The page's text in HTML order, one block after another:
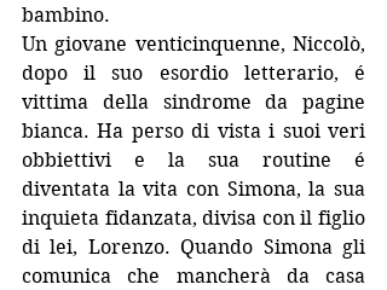
bambino.
Un giovane venticinquenne, Niccolò,
dopo il suo esordio letterario, é
vittima della sindrome da pagine
bianca. Ha perso di vista i suoi veri
obbiettivi e la sua routine é
diventata la vita con Simona, la sua
inquieta fidanzata, divisa con il figlio
di lei, Lorenzo. Quando Simona gli
comunica che mancherà da casa